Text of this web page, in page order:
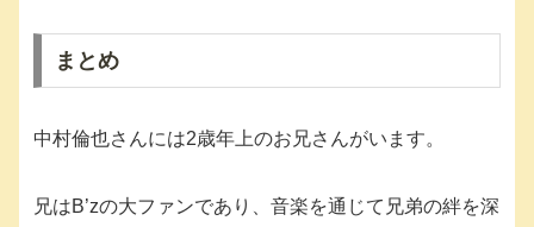
まとめ
中村倫也さんには2歳年上のお兄さんがいます。
兄はB’zの大ファンであり、音楽を通じて兄弟の絆を深